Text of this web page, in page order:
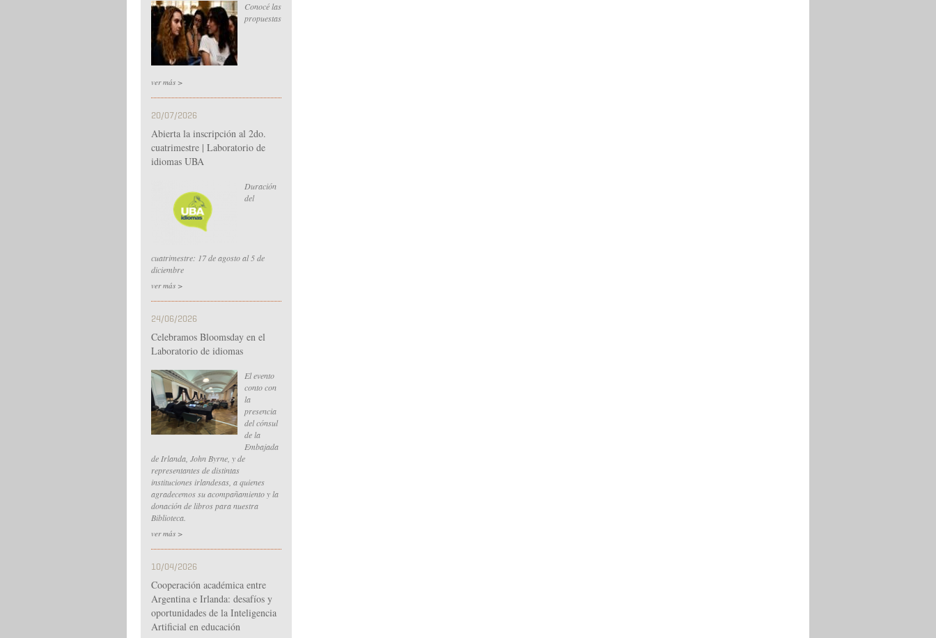
Conocé las
propuestas
ver más >
20/07/2026
Abierta la inscripción al 2do.
cuatrimestre | Laboratorio de
idiomas UBA
Duración
del
cuatrimestre: 17 de agosto al 5 de
diciembre
ver más >
24/06/2026
Celebramos Bloomsday en el
Laboratorio de idiomas
El evento
conto con
la
presencia
del cónsul
de la
Embajada
de Irlanda, John Byrne, y de
representantes de distintas
instituciones irlandesas, a quienes
agradecemos su acompañamiento y la
donación de libros para nuestra
Biblioteca.
ver más >
10/04/2026
Cooperación académica entre
Argentina e Irlanda: desafíos y
oportunidades de la Inteligencia
Artificial en educación